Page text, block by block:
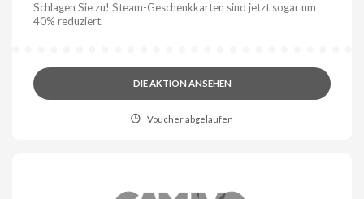
Schlagen Sie zu! Steam-Geschenkkarten sind jetzt sogar um
40% reduziert.
DIE AKTION ANSEHEN
Voucher abgelaufen